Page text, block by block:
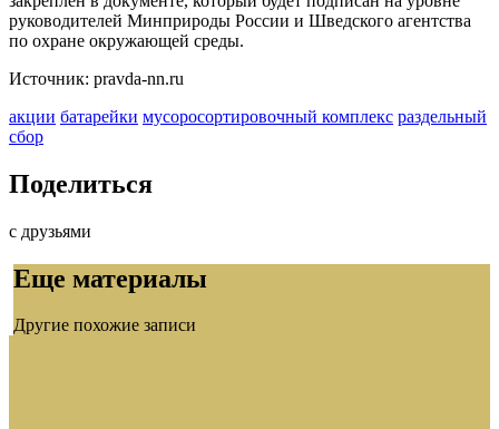
руководителей Минприроды России и Шведского агентства
по охране окружающей среды.
Источник: pravda-nn.ru
акции батарейки мусоросортировочный комплекс раздельный
сбор
Поделиться
с друзьями
Еще материалы
Другие похожие записи